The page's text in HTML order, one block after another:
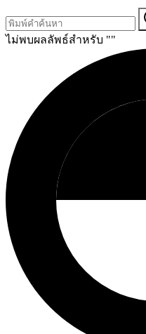
ไม่พบผลลัพธ์สำหรับ ""